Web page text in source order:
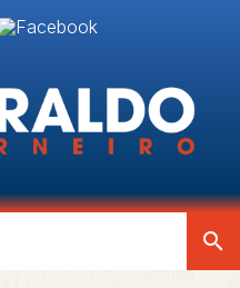
search